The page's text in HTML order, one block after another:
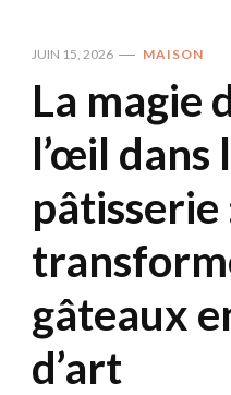
JUIN 15, 2026 MAISON
La magie
l’œil dans
pâtisserie
gâteaux
d’art